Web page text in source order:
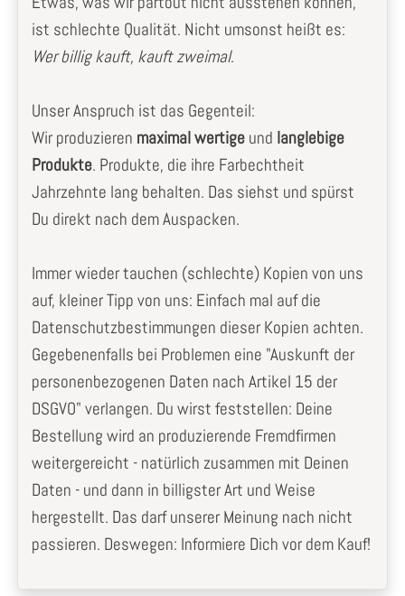
ist schlechte Qualität. Nicht umsonst heißt es:
Wer billig kauft, kauft zweimal.
Unser Anspruch ist das Gegenteil:
Wir produzieren maximal wertigeund langlebige
Produkte. Produkte, die ihre Farbechtheit
Jahrzehnte lang behalten. Das siehst und spürst
Du direkt nach dem Auspacken.
Immer wieder tauchen (schlechte) Kopien von uns
auf, kleiner Tipp von uns: Einfach mal auf die
Datenschutzbestimmungen dieser Kopien achten.
Gegebenenfalls bei Problemen eine "Auskunft der
personenbezogenen Daten nach Artikel 15 der
DSGVO" verlangen. Du wirst feststellen: Deine
Bestellung wird an produzierende Fremdfirmen
weitergereicht - natürlich zusammen mit Deinen
Daten - und dann in billigster Art und Weise
hergestellt. Das darf unserer Meinung nach nicht
passieren. Deswegen: Informiere Dich vor dem Kauf!